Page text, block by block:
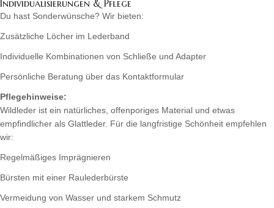
Individualisierungen & Pflege
Du hast Sonderwünsche? Wir bieten:
Zusätzliche Löcher im Lederband
Individuelle Kombinationen von Schließe und Adapter
Persönliche Beratung über das Kontaktformular
Pflegehinweise:
Wildleder ist ein natürliches, offenporiges Material und etwas
empfindlicher als Glattleder. Für die langfristige Schönheit empfehlen
wir:
Regelmäßiges Imprägnieren
Bürsten mit einer Raulederbürste
Vermeidung von Wasser und starkem Schmutz